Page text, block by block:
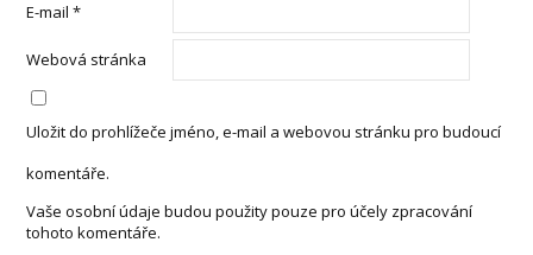
E-mail*
Webová stránka
Uložit do prohlížeče jméno, e-mail a webovou stránku pro budoucí
komentáře.
Vaše osobní údaje budou použity pouze pro účely zpracování
tohoto komentáře.